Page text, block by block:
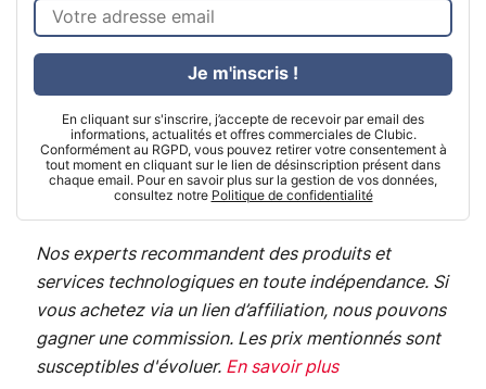
En cliquant sur s'inscrire, j’accepte de recevoir par email des
informations, actualités et offres commerciales de Clubic.
Conformément au RGPD, vous pouvez retirer votre consentement à
tout moment en cliquant sur le lien de désinscription présent dans
chaque email. Pour en savoir plus sur la gestion de vos données,
consultez notre Politique de confidentialité
Je m'inscris !
Nos experts recommandent des produits et
services technologiques en toute indépendance. Si
vous achetez via un lien d’affiliation, nous pouvons
gagner une commission. Les prix mentionnés sont
susceptibles d'évoluer. En savoir plus